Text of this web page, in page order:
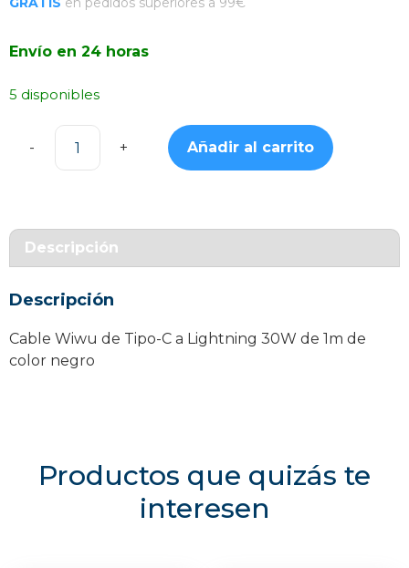
Envío en 24 horas
5 disponibles
Cable
a
cantidad
Añadir al carrito
Descripción
Descripción
Cable Wiwu de Tipo-C a Lightning 30W de 1m de
color negro
Productos que quizás te
interesen